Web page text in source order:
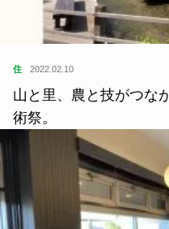
2020.11.15
地下水で作る絶品とう